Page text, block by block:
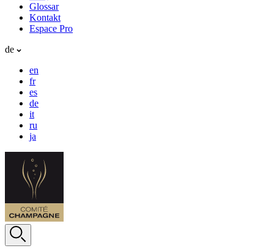
Glossar
Kontakt
Espace Pro
de
en
fr
es
de
it
ru
ja